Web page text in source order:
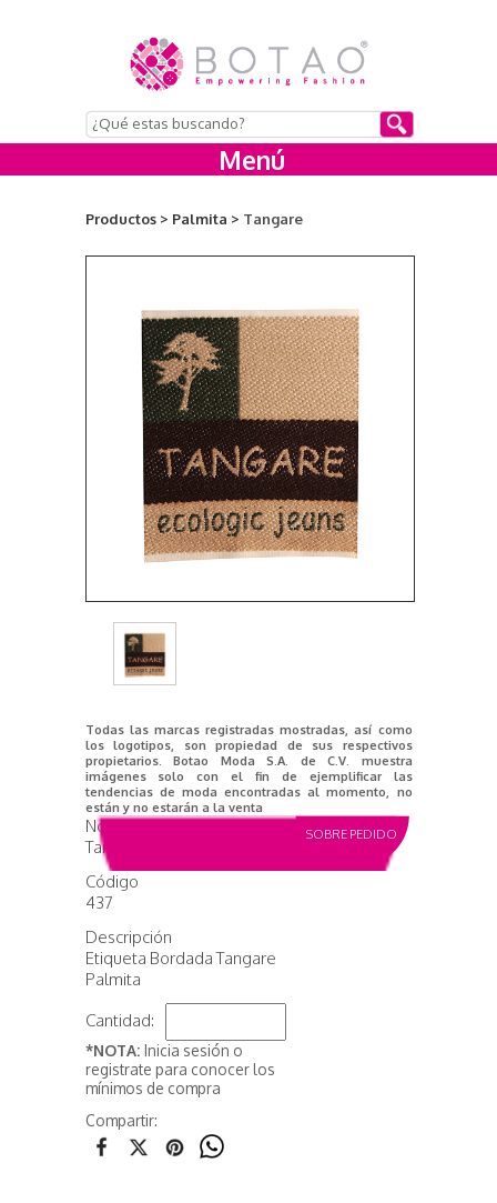
Menú
Productos > Palmita > Tangare
Todas las marcas registradas mostradas, así como
los logotipos, son propiedad de sus respectivos
propietarios. Botao Moda S.A. de C.V. muestra
imágenes solo con el fin de ejemplificar las
tendencias de moda encontradas al momento, no
están y no estarán a la venta
Nombre del producto
Tangare
Código
437
Descripción
Etiqueta Bordada Tangare
Palmita
Cantidad:
*NOTA: Inicia sesión o
registrate para conocer los
mínimos de compra
SOBRE PEDIDO
Compartir: